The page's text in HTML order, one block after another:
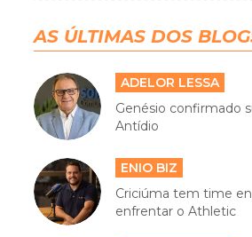
AS ÚLTIMAS DOS
ADELOR LESSA
Genésio confirmado
Antídio
ENIO BIZ
Criciúma tem time
enfrentar o Athletic